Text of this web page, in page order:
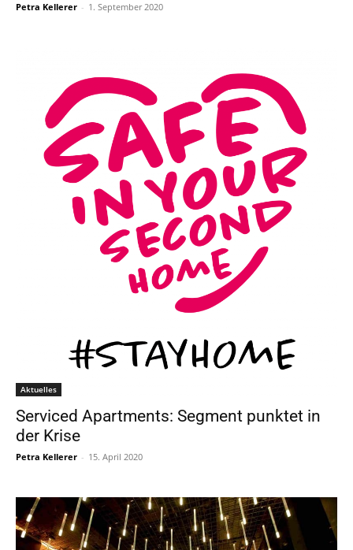
Petra Kellerer - 1. September 2020
Aktuelles
Serviced Apartments: Segment punktet in
der Krise
Petra Kellerer - 15. April 2020